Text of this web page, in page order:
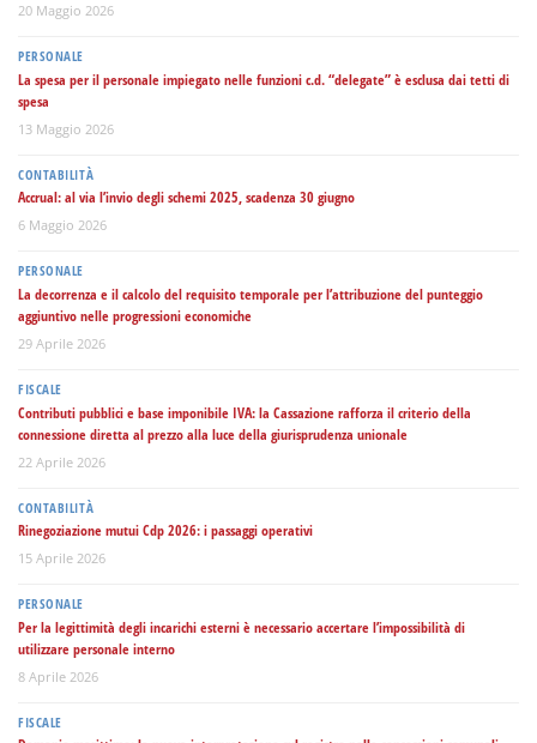
20 Maggio 2026
PERSONALE
La spesa per il personale impiegato nelle funzioni c.d. “delegate” è esclusa dai tetti di
spesa
13 Maggio 2026
CONTABILITÀ
Accrual: al via l’invio degli schemi 2025, scadenza 30 giugno
6 Maggio 2026
PERSONALE
La decorrenza e il calcolo del requisito temporale per l’attribuzione del punteggio
aggiuntivo nelle progressioni economiche
29 Aprile 2026
FISCALE
Contributi pubblici e base imponibile IVA: la Cassazione rafforza il criterio della
connessione diretta al prezzo alla luce della giurisprudenza unionale
22 Aprile 2026
CONTABILITÀ
Rinegoziazione mutui Cdp 2026: i passaggi operativi
15 Aprile 2026
PERSONALE
Per la legittimità degli incarichi esterni è necessario accertare l’impossibilità di
utilizzare personale interno
8 Aprile 2026
FISCALE